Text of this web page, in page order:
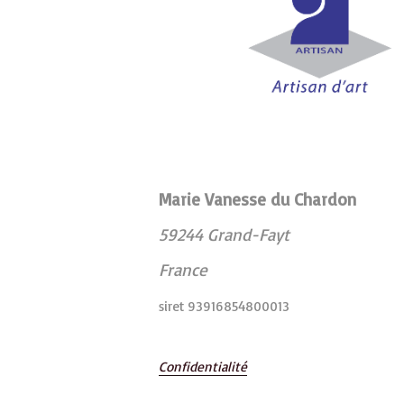
Marie Vanesse du Chardon
59244 Grand-Fayt
France
siret 93916854800013
Confidentialité